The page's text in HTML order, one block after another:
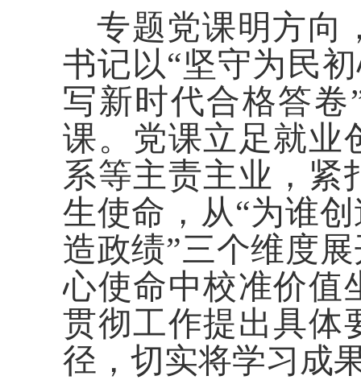
专题党课明方向
书记以“坚守为民
写新时代合格答
课。党课立足就业
系等主责主业，紧
生使命，从“为谁
造政绩”三个维度
心使命中校准价值
贯彻工作提出具体
径，切实将学习成